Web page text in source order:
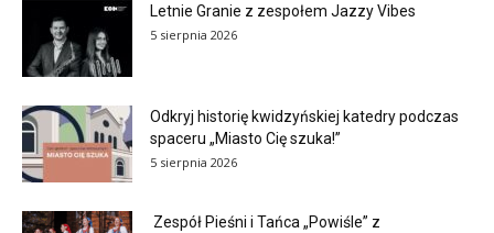
Letnie Granie z zespołem Jazzy Vibes
5 sierpnia 2026
Odkryj historię kwidzyńskiej katedry podczas
spaceru „Miasto Cię szuka!”
5 sierpnia 2026
Zespół Pieśni i Tańca „Powiśle” z